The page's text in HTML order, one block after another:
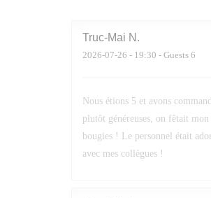
Truc-Mai N
2026-07-26 - 19:30 - Guests 6
Nous étions 5 et avons
plutôt généreuses, on fêtait
bougies ! Le personnel était
avec mes collègues !